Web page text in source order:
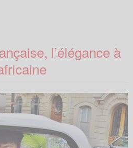
l’élégance à